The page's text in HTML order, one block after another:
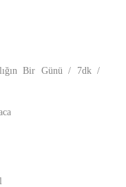
Bir Günü / 7dk /